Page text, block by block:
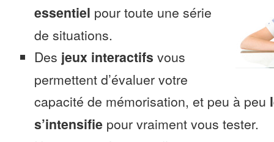
essentiel pour toute une série
de situations.
Des jeux interactifs vous
permettent d’évaluer votre
capacité de mémorisation, et peu à peu
s’intensifie pour vraiment vous tester.